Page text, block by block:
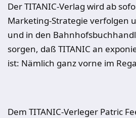
Der TITANIC-Verlag wird ab
Marketing-Strategie verfolgen
und in den
sorgen, daß TITANIC an
ist: Nämlich ganz vorne im
Dem TITANIC-Verleger Patric